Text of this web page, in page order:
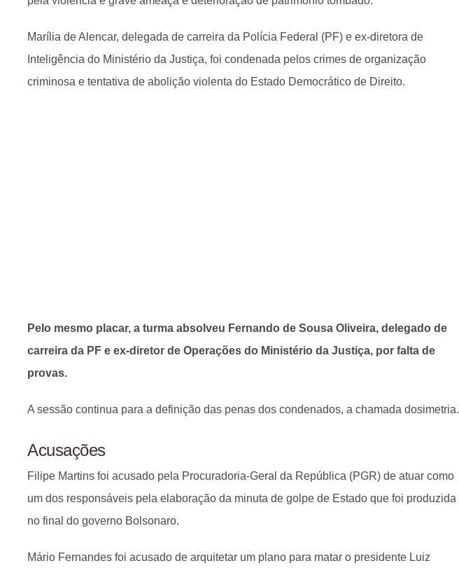
Marília de Alencar, delegada de carreira da Polícia Federal (PF) e ex-diretora de
Inteligência do Ministério da Justiça, foi condenada pelos crimes de organização
criminosa e tentativa de abolição violenta do Estado Democrático de Direito.
Pelo mesmo placar, a turma absolveu Fernando de Sousa Oliveira, delegado de
carreira da PF e ex-diretor de Operações do Ministério da Justiça, por falta de
provas.
A sessão continua para a definição das penas dos condenados, a chamada dosimetria.
Acusações
Filipe Martins foi acusado pela Procuradoria-Geral da República (PGR) de atuar como
um dos responsáveis pela elaboração da minuta de golpe de Estado que foi produzida
no final do governo Bolsonaro.
Mário Fernandes foi acusado de arquitetar um plano para matar o presidente Luiz